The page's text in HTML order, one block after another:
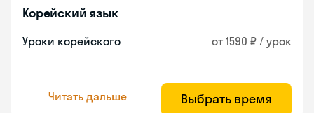
Корейский язык
Уроки корейского от 1590 ₽ / урок
Читать дальше Выбрать время